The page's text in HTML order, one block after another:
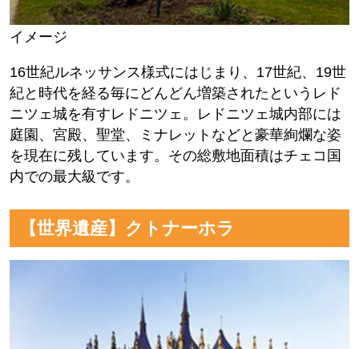
イメージ
16世紀ルネッサンス様式にはじまり、17世紀、19世
紀と時代を経る毎にどんどん増築されたというレド
ニツェ城を有すレドニツェ。レドニツェ城内部には
庭園、宮殿、聖堂、ミナレットなどと豪華絢爛な姿
を現在に残しています。その総敷地面積はチェコ国
内での最大級です。
【世界遺産】クトナーホラ